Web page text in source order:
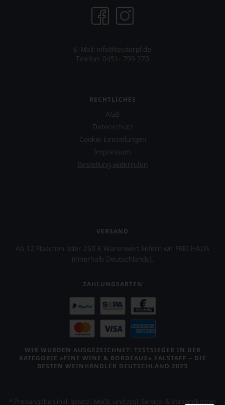
E-Mail: info@tesdorpf.de
Telefon: 0451- 799 270
RECHTLICHES
AGB
Datenschutz
Cookie-Einstellungen
Impressum
Bestellung widerrufen
VERSAND
Ab 12 Flaschen oder 250 € Warenwert liefern wir FREI HAUS
(innerhalb Deutschlands).
ZAHLUNGSARTEN
WIR WURDEN AUSGEZEICHNET: TESTSIEGER IN DER
KATEGORIE »FINE WINE & BORDEAUX« FALSTAFF – DIE
BESTEN WEINHÄNDLER DEUTSCHLAND 2023
* Preisangaben inkl. gesetzl. MwSt. und zzgl. Service- & Versandkosten